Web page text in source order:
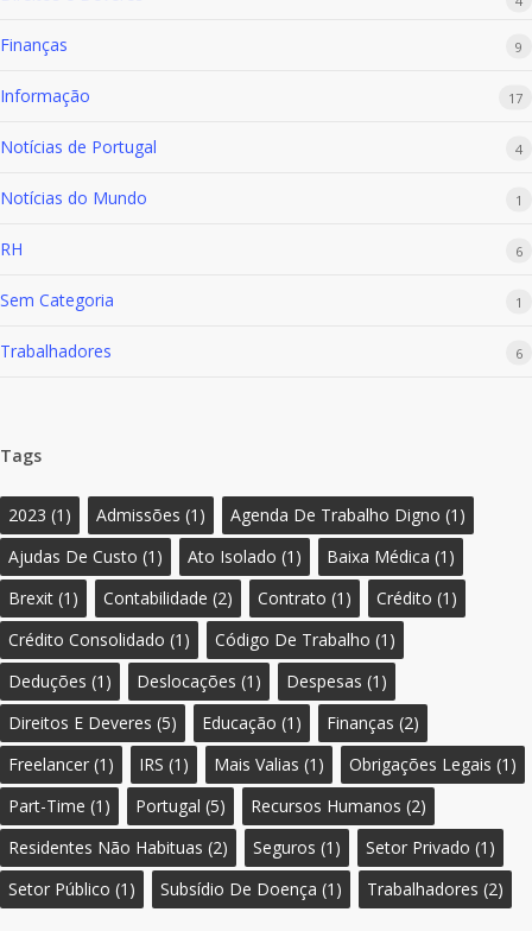
Finanças 9
Informação 17
Notícias de Portugal 4
Notícias do Mundo 1
RH 6
Sem Categoria 1
Trabalhadores 6
Tags
2023 (1) Admissões (1) Agenda De Trabalho Digno (1)
Ajudas De Custo (1) Ato Isolado (1) Baixa Médica (1)
Brexit (1) Contabilidade (2) Contrato (1) Crédito (1)
Crédito Consolidado (1) Código De Trabalho (1)
Deduções (1) Deslocações (1) Despesas (1)
Direitos E Deveres (5) Educação (1) Finanças (2)
Freelancer (1) IRS (1) Mais Valias (1) Obrigações Legais (1)
Part-Time (1) Portugal (5) Recursos Humanos (2)
Residentes Não Habituas (2) Seguros (1) Setor Privado (1)
Setor Público (1) Subsídio De Doença (1) Trabalhadores (2)